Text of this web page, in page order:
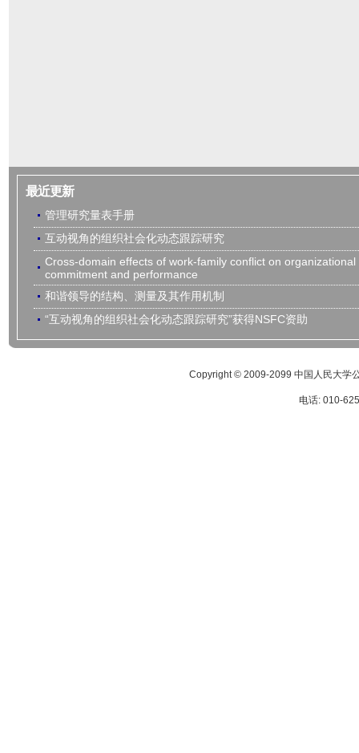
最近更新
管理研究量表手册
互动视角的组织社会化动态跟踪研究
Cross-domain effects of work-family conflict on organizational
commitment and performance
和谐领导的结构、测量及其作用机制
“互动视角的组织社会化动态跟踪研究”获得NSFC资助
Copyright © 2009-2099 中国人民大学
电话: 010-